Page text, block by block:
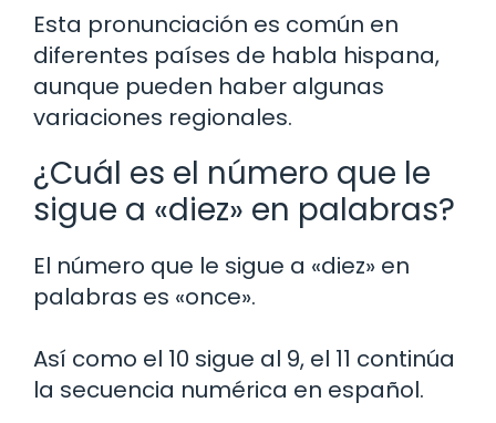
Esta pronunciación es común en
diferentes países de habla hispana,
aunque pueden haber algunas
variaciones regionales.
¿Cuál es el número que le
sigue a «diez» en palabras?
El número que le sigue a «diez» en
palabras es «once».
Así como el 10 sigue al 9, el 11 continúa
la secuencia numérica en español.